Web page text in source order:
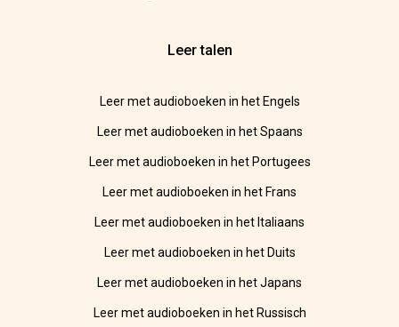
Leer talen
Leer met audioboeken in het Engels
Leer met audioboeken in het Spaans
Leer met audioboeken in het Portugees
Leer met audioboeken in het Frans
Leer met audioboeken in het Italiaans
Leer met audioboeken in het Duits
Leer met audioboeken in het Japans
Leer met audioboeken in het Russisch